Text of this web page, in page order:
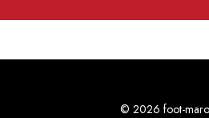
© 2026 foot-